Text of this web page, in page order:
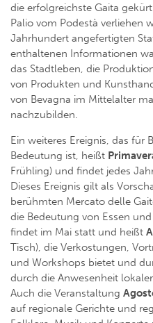
die erfolgreichste Gaita
Palio vom Podestà verliehen
Jahrhundert angefertigten
enthaltenen Informationen
das Stadtleben, die
von Produkten und
von Bevagna im Mittelalter
nachzubilden.
Ein weiteres Ereignis, das für
Bedeutung ist, heißt
Frühling) und findet jedes
Dieses Ereignis gilt als
berühmten Mercato delle
die Bedeutung von Essen
findet im Mai statt und heißt
Tisch), die Verkostungen,
und Workshops bietet und
durch die Anwesenheit
Auch die Veranstaltung
auf regionale Gerichte und